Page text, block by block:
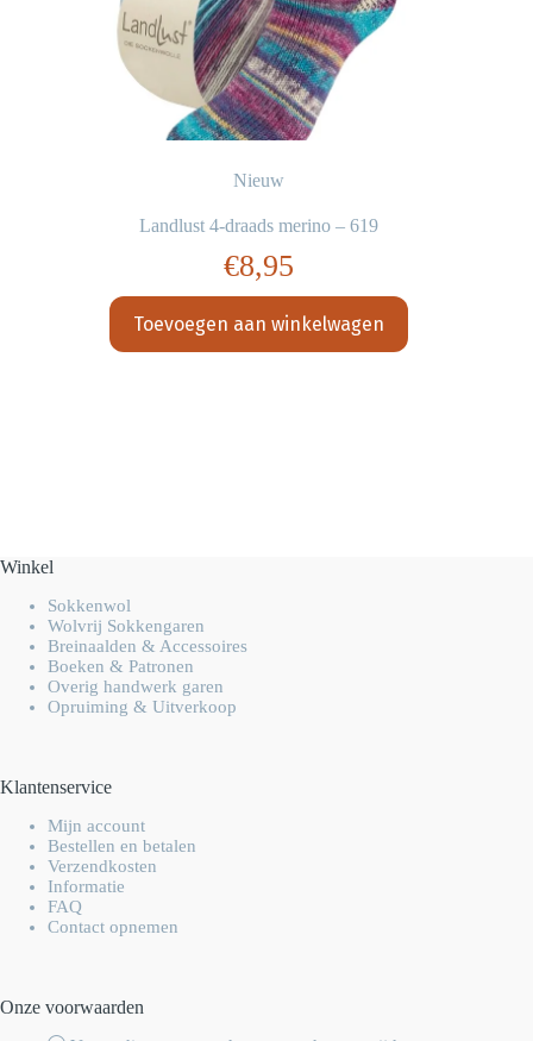
Nieuw
Landlust 4-draads merino – 619
€8,95
Toevoegen aan winkelwagen
Winkel
Sokkenwol
Wolvrij Sokkengaren
Breinaalden & Accessoires
Boeken & Patronen
Overig handwerk garen
Opruiming & Uitverkoop
Klantenservice
Mijn account
Bestellen en betalen
Verzendkosten
Informatie
FAQ
Contact opnemen
Onze voorwaarden